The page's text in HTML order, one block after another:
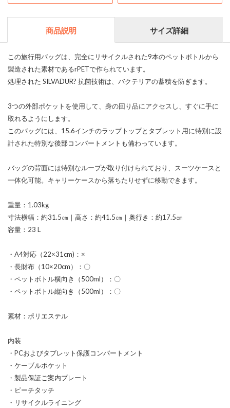
商品説明 サイズ詳細
この旅行用バッグは、完全にリサイクルされた9本のペットボトルから
製造された素材であるrPETで作られています。
処理された SILVADUR? 抗菌技術は、バクテリアの蓄積を防ぎます。
3つの外部ポケットを使用して、身の回り品にアクセスし、すぐに手に
取れるようにします。
このバッグには、15.6インチのラップトップとタブレット用に特別に設
計された特別な後部コンパートメントも備わっています。
バッグの背面には特別なループが取り付けられており、スーツケースと
一体化可能。キャリーケースから落ちたりせずに移動できます。
重量：1.03kg
寸法横幅：約31.5㎝｜高さ：約41.5㎝｜奥行き：約17.5㎝
容量：23 L
・A4対応（22×31cm)：×
・長財布（10×20cm）：〇
・ペットボトル横向き（500ml）：〇
・ペットボトル縦向き（500ml）：〇
素材：ポリエステル
内装
・PCおよびタブレット保護コンパートメント
・ケーブルポケット
・製品保証ご案内プレート
・ピーチタッチ
・リサイクルライニング